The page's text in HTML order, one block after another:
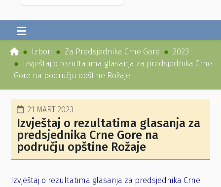
Izbori Za Predsjednika Crne Gore
2023
Izvještaj o rezultatima glasanja za predsjednika Crne
Gore na području opštine Rožaje
21 MART 2023
Izvještaj o rezultatima glasanja za
predsjednika Crne Gore na
području opštine Rožaje
Izvještaj o rezultatima glasanja za predsjednika Crne